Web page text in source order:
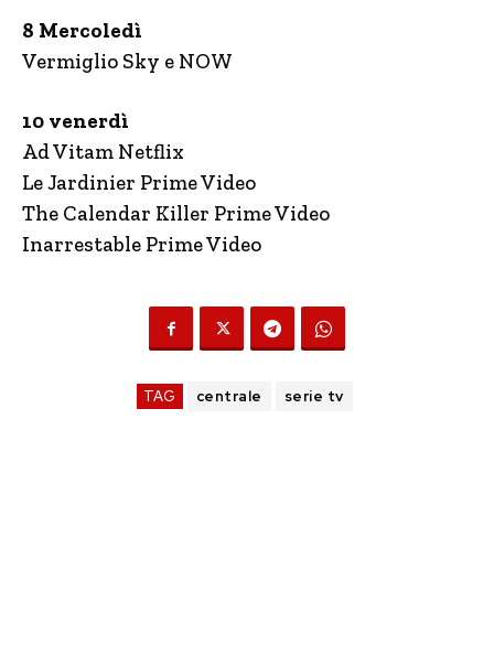
8 Mercoledì
Vermiglio Sky e NOW
10 venerdì
Ad Vitam Netflix
Le Jardinier Prime Video
The Calendar Killer Prime Video
Inarrestable Prime Video
TAG centrale serie tv